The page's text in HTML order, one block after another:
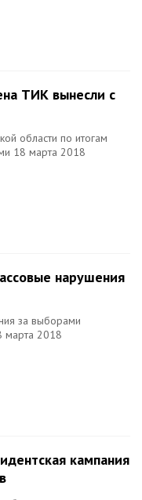
ТИК вынесли с
области по итогам
18 марта 2018
нарушения
за выборами
марта 2018
кампания